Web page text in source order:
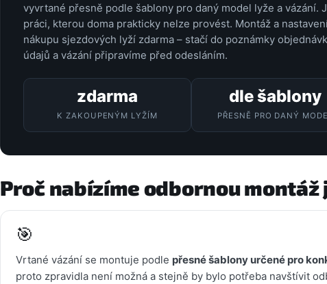
vyvrtané přesně podle šablony pro daný model lyže a vázání.
práci, kterou doma prakticky nelze provést. Montáž a
nákupu sjezdových lyží zdarma – stačí do poznámky
údajů a vázání připravíme před odesláním.
zdarma
K ZAKOUPENÝM LYŽÍM
dle šablony
PŘESNĚ PRO DANÝ
Proč nabízíme odbornou
🎯
Vrtané vázání se montuje podle přesné šablony určené pro
proto zpravidla není možná a stejně by bylo potřeba navštívit